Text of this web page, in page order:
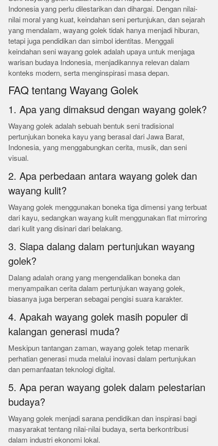
Indonesia yang perlu dilestarikan dan dihargai. Dengan nilai-
nilai moral yang kuat, keindahan seni pertunjukan, dan sejarah
yang mendalam, wayang golek tidak hanya menjadi hiburan,
tetapi juga pendidikan dan simbol identitas. Menggali
keindahan seni wayang golek adalah upaya untuk menjaga
warisan budaya Indonesia, menjadikannya relevan dalam
konteks modern, serta menginspirasi masa depan.
FAQ tentang Wayang Golek
1. Apa yang dimaksud dengan wayang golek?
Wayang golek adalah sebuah bentuk seni tradisional
pertunjukan boneka kayu yang berasal dari Jawa Barat,
Indonesia, yang menggabungkan cerita, musik, dan seni
visual.
2. Apa perbedaan antara wayang golek dan
wayang kulit?
Wayang golek menggunakan boneka tiga dimensi yang terbuat
dari kayu, sedangkan wayang kulit menggunakan flat mirroring
dari kulit yang disinari dari belakang.
3. Siapa dalang dalam pertunjukan wayang
golek?
Dalang adalah orang yang mengendalikan boneka dan
menyampaikan cerita dalam pertunjukan wayang golek,
biasanya juga berperan sebagai pengisi suara karakter.
4. Apakah wayang golek masih populer di
kalangan generasi muda?
Meskipun tantangan zaman, wayang golek tetap menarik
perhatian generasi muda melalui inovasi dalam pertunjukan
dan pemanfaatan teknologi digital.
5. Apa peran wayang golek dalam pelestarian
budaya?
Wayang golek menjadi sarana pendidikan dan inspirasi bagi
masyarakat tentang nilai-nilai budaya, serta berkontribusi
dalam industri ekonomi lokal.